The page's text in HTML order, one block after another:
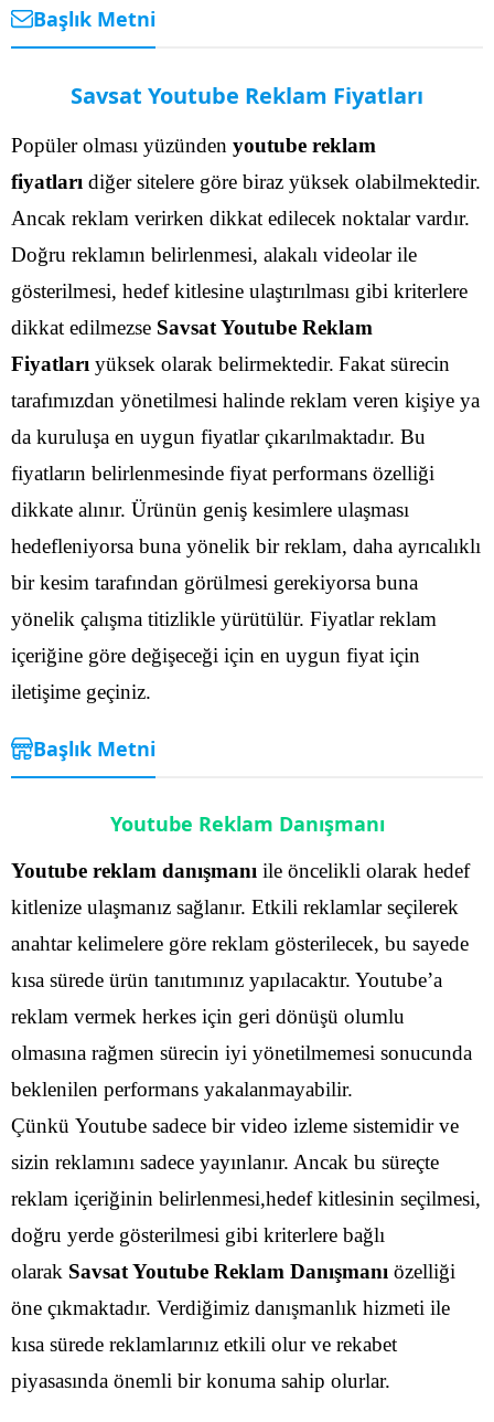
Başlık Metni
Savsat Youtube Reklam Fiyatları
Popüler olması yüzünden youtube reklam
fiyatları diğer sitelere göre biraz yüksek olabilmektedir.
Ancak reklam verirken dikkat edilecek noktalar vardır.
Doğru reklamın belirlenmesi, alakalı videolar ile
gösterilmesi, hedef kitlesine ulaştırılması gibi kriterlere
dikkat edilmezse Savsat Youtube Reklam
Fiyatları yüksek olarak belirmektedir. Fakat sürecin
tarafımızdan yönetilmesi halinde reklam veren kişiye ya
da kuruluşa en uygun fiyatlar çıkarılmaktadır. Bu
fiyatların belirlenmesinde fiyat performans özelliği
dikkate alınır. Ürünün geniş kesimlere ulaşması
hedefleniyorsa buna yönelik bir reklam, daha ayrıcalıklı
bir kesim tarafından görülmesi gerekiyorsa buna
yönelik çalışma titizlikle yürütülür. Fiyatlar reklam
içeriğine göre değişeceği için en uygun fiyat için
iletişime geçiniz.
Başlık Metni
Youtube Reklam Danışmanı
Youtube reklam danışmanı ile öncelikli olarak hedef
kitlenize ulaşmanız sağlanır. Etkili reklamlar seçilerek
anahtar kelimelere göre reklam gösterilecek, bu sayede
kısa sürede ürün tanıtımınız yapılacaktır. Youtube’a
reklam vermek herkes için geri dönüşü olumlu
olmasına rağmen sürecin iyi yönetilmemesi sonucunda
beklenilen performans yakalanmayabilir.
Çünkü Youtube sadece bir video izleme sistemidir ve
sizin reklamını sadece yayınlanır. Ancak bu süreçte
reklam içeriğinin belirlenmesi,hedef kitlesinin seçilmesi,
doğru yerde gösterilmesi gibi kriterlere bağlı
olarak Savsat Youtube Reklam Danışmanı özelliği
öne çıkmaktadır. Verdiğimiz danışmanlık hizmeti ile
kısa sürede reklamlarınız etkili olur ve rekabet
piyasasında önemli bir konuma sahip olurlar.